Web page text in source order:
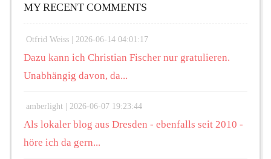
MY RECENT COMMENTS
Otfrid Weiss | 2026-06-14 04:01:17
Dazu kann ich Christian Fischer nur gratulieren.
Unabhängig davon, da...
amberlight | 2026-06-07 19:23:44
Als lokaler blog aus Dresden - ebenfalls seit 2010 -
höre ich da gern...